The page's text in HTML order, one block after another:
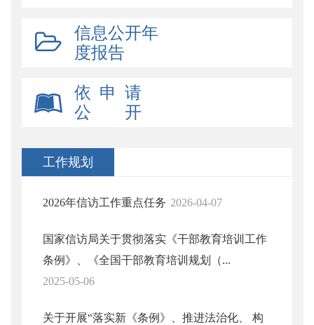
信息公开年
度报告
依 申 请
公 开
工作规划
2026年信访工作重点任务 2026-04-07
国家信访局关于贯彻落实《干部教育培训工作
条例》、《全国干部教育培训规划（...
2025-05-06
关于开展“落实新《条例》、推进法治化、 构